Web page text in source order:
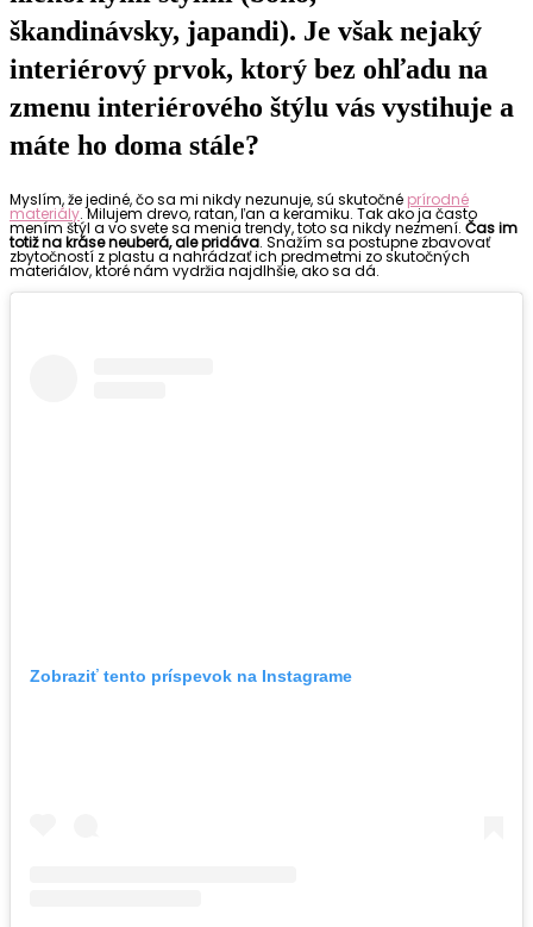
škandinávsky, japandi). Je však nejaký
interiérový prvok, ktorý bez ohľadu na
zmenu interiérového štýlu vás vystihuje a
máte ho doma stále?
Myslím, že jediné, čo sa mi nikdy nezunuje, sú skutočné prírodné
materiály. Milujem drevo, ratan, ľan a keramiku. Tak ako ja často
mením štýl a vo svete sa menia trendy, toto sa nikdy nezmení. Čas im
totiž na kráse neuberá, ale pridáva. Snažím sa postupne zbavovať
zbytočností z plastu a nahrádzať ich predmetmi zo skutočných
materiálov, ktoré nám vydržia najdlhšie, ako sa dá.
Zobraziť tento príspevok na Instagrame